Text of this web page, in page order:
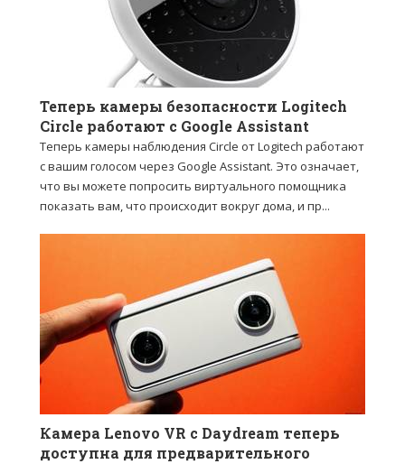
Теперь камеры безопасности Logitech
Circle работают с Google Assistant
Теперь камеры наблюдения Circle от Logitech работают
с вашим голосом через Google Assistant. Это означает,
что вы можете попросить виртуального помощника
показать вам, что происходит вокруг дома, и пр...
Камера Lenovo VR с Daydream теперь
доступна для предварительного